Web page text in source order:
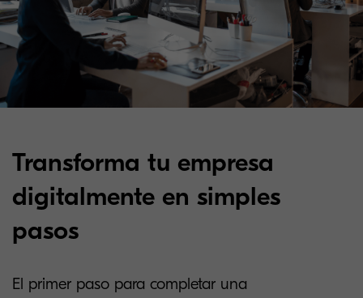
Transforma tu empresa
digitalmente en simples
pasos
El primer paso para completar una